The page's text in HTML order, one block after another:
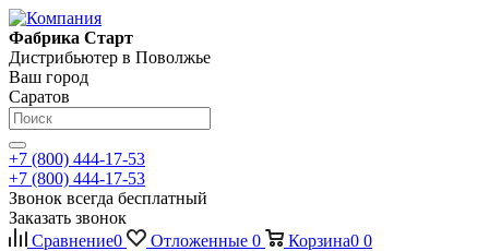
Фабрика Старт
Дистрибьютер в Поволжье
Ваш город
Саратов
+7 (800) 444-17-53
+7 (800) 444-17-53
Звонок всегда бесплатный
Заказать звонок
Сравнение0 Отложенные 0 Корзина0 0